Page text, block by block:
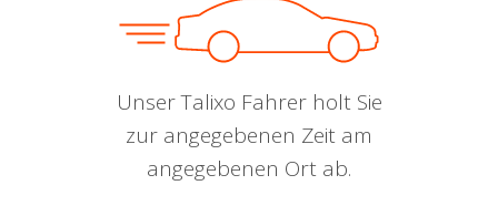
Unser Talixo Fahrer holt Sie
zur angegebenen Zeit am
angegebenen Ort ab.